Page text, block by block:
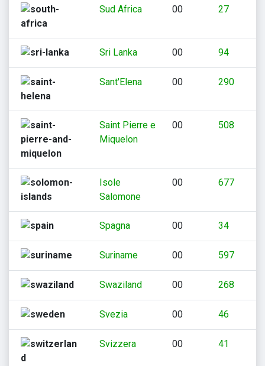
Sud Africa 00 27
Sri Lanka 00 94
Sant'Elena 00 290
Saint Pierre e
Miquelon
00 508
Isole
Salomone
00 677
Spagna 00 34
Suriname 00 597
Swaziland 00 268
Svezia 00 46
Svizzera 00 41